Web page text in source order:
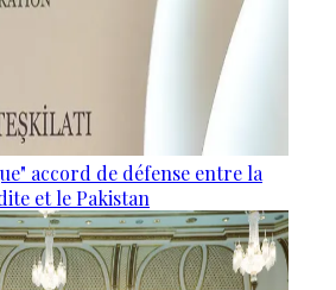
accord de défense entre la
et le Pakistan